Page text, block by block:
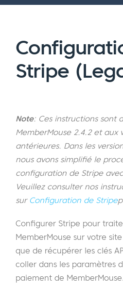
Stripe
Note: Ces instructions sont
MemberMouse 2.4.2 et aux
antérieures. Dans les
nous avons simplifié le
configuration de Stripe
Veuillez consulter nos
sur Configuration de Stripe
Configurer Stripe pour
MemberMouse sur votre
que de récupérer les clés
coller dans les paramètres
paiement de